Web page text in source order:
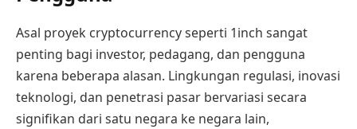
Asal proyek cryptocurrency seperti 1inch sangat
penting bagi investor, pedagang, dan pengguna
karena beberapa alasan. Lingkungan regulasi, inovasi
teknologi, dan penetrasi pasar bervariasi secara
signifikan dari satu negara ke negara lain,